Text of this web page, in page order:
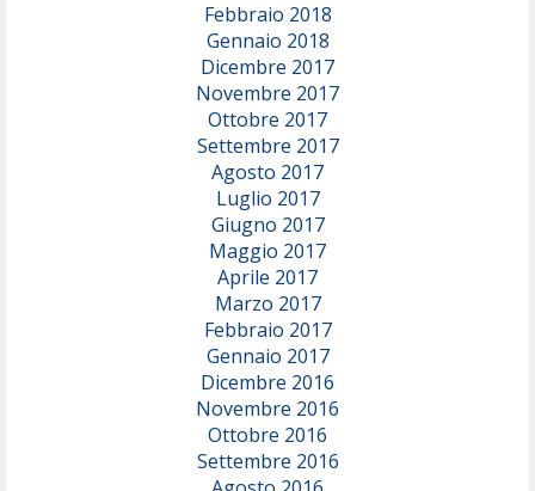
Febbraio 2018
Gennaio 2018
Dicembre 2017
Novembre 2017
Ottobre 2017
Settembre 2017
Agosto 2017
Luglio 2017
Giugno 2017
Maggio 2017
Aprile 2017
Marzo 2017
Febbraio 2017
Gennaio 2017
Dicembre 2016
Novembre 2016
Ottobre 2016
Settembre 2016